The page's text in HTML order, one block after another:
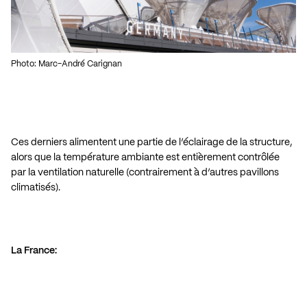
Photo: Marc-André Carignan
Ces derniers alimentent une partie de l’éclairage de la structure,
alors que la température ambiante est entièrement contrôlée
par la ventilation naturelle (contrairement à d’autres pavillons
climatisés).
La France: